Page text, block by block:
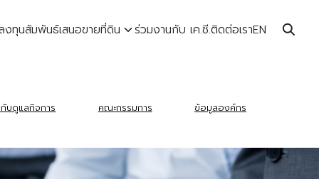
งทุนสัมพันธ์เสนอขายที่ดิน ร่วมงานกับ เค.ซี.ติดต่อเราEN
บดูแลกิจการ คณะกรรมการ ข้อมูลองค์กร